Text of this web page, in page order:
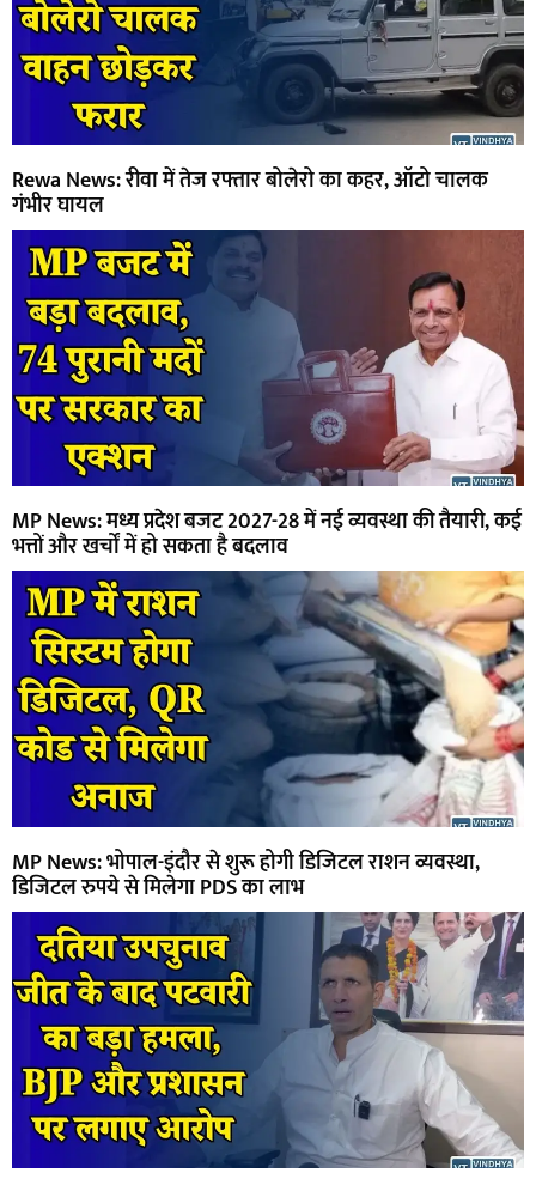
Rewa News: रीवा में तेज रफ्तार बोलेरो का कहर, ऑटो चालक
गंभीर घायल
MP News: मध्य प्रदेश बजट 2027-28 में नई व्यवस्था की तैयारी, कई
भत्तों और खर्चों में हो सकता है बदलाव
MP News: भोपाल-इंदौर से शुरू होगी डिजिटल राशन व्यवस्था,
डिजिटल रुपये से मिलेगा PDS का लाभ